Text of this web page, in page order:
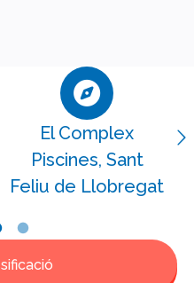
El Complex
Piscines, Sant
Feliu de Llobregat